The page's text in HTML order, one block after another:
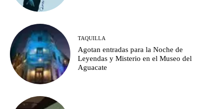
TAQUILLA
Agotan entradas para la Noche de
Leyendas y Misterio en el Museo del
Aguacate